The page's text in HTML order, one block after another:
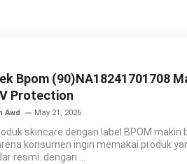
Bpom (90)NA18241701708
Protection
Awd May 21, 2026
skincare dengan label BPOM makin
konsumen ingin memakai produk
resmi. dengan ...